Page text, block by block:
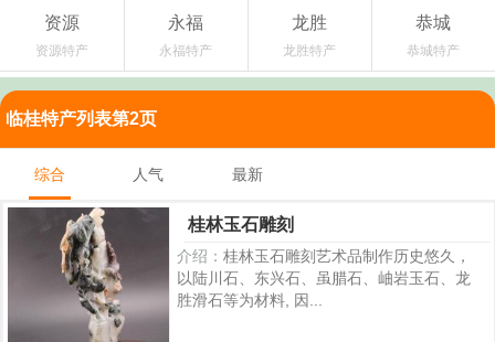
资源
资源特产
永福
永福特产
龙胜
龙胜特产
恭城
恭城特产
临桂特产列表第2页
综合 人气 最新
桂林玉石雕刻
介绍： 桂林玉石雕刻艺术品制作历史悠久，
以陆川石、东兴石、虽腊石、岫岩玉石、龙
胜滑石等为材料, 因...